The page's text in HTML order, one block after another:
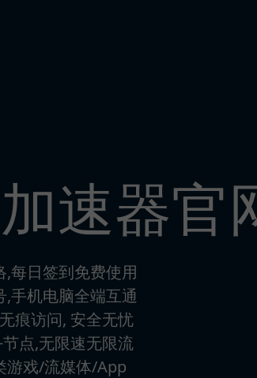
速器官
,每日签到免费使用
,手机电脑全端互通
痕访问, 安全无忧
点,无限速无限流
游戏/流媒体/App